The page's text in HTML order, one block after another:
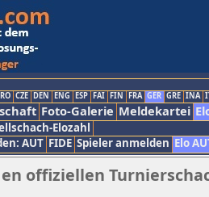
CZE DEN ENG ESP FAI FIN FRA GER GRE INA
Foto-Galerie Meldekartei
Elozahl
AUT FIDE Spieler anmelden Elo
offiziellen